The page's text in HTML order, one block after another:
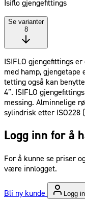
Isiflo gjengefittings
Se varianter
8
ISIFLO gjengefittings
med hamp,
tetting også kan
4”. ISIFLO
messing. Alminnelige
sylindrisk etter ISO228
Logg inn for å
For å kunne se priser
være innlogget.
Bli ny kunde Logg